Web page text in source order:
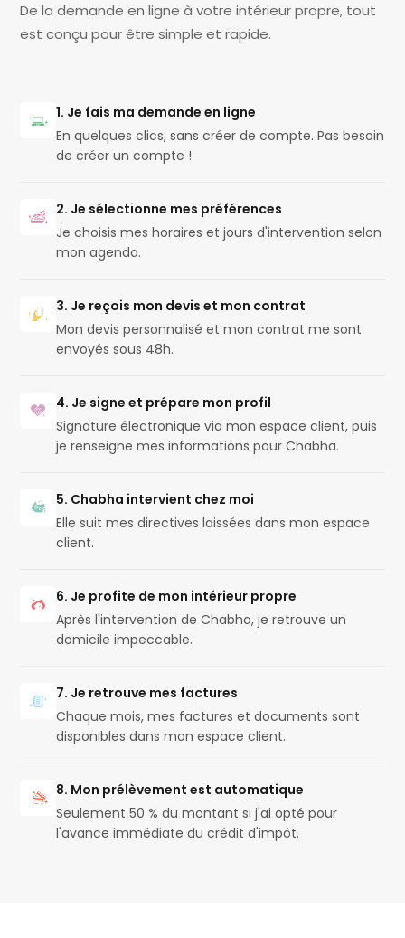
De la demande en ligne à votre intérieur propre, tout
est conçu pour être simple et rapide.
1. Je fais ma demande en ligne
En quelques clics, sans créer de compte. Pas besoin
de créer un compte !
2. Je sélectionne mes préférences
Je choisis mes horaires et jours d'intervention selon
mon agenda.
3. Je reçois mon devis et mon contrat
Mon devis personnalisé et mon contrat me sont
envoyés sous 48h.
4. Je signe et prépare mon profil
Signature électronique via mon espace client, puis
je renseigne mes informations pour Chabha.
5. Chabha intervient chez moi
Elle suit mes directives laissées dans mon espace
client.
6. Je profite de mon intérieur propre
Après l'intervention de Chabha, je retrouve un
domicile impeccable.
7. Je retrouve mes factures
Chaque mois, mes factures et documents sont
disponibles dans mon espace client.
8. Mon prélèvement est automatique
Seulement 50 % du montant si j'ai opté pour
l'avance immédiate du crédit d'impôt.